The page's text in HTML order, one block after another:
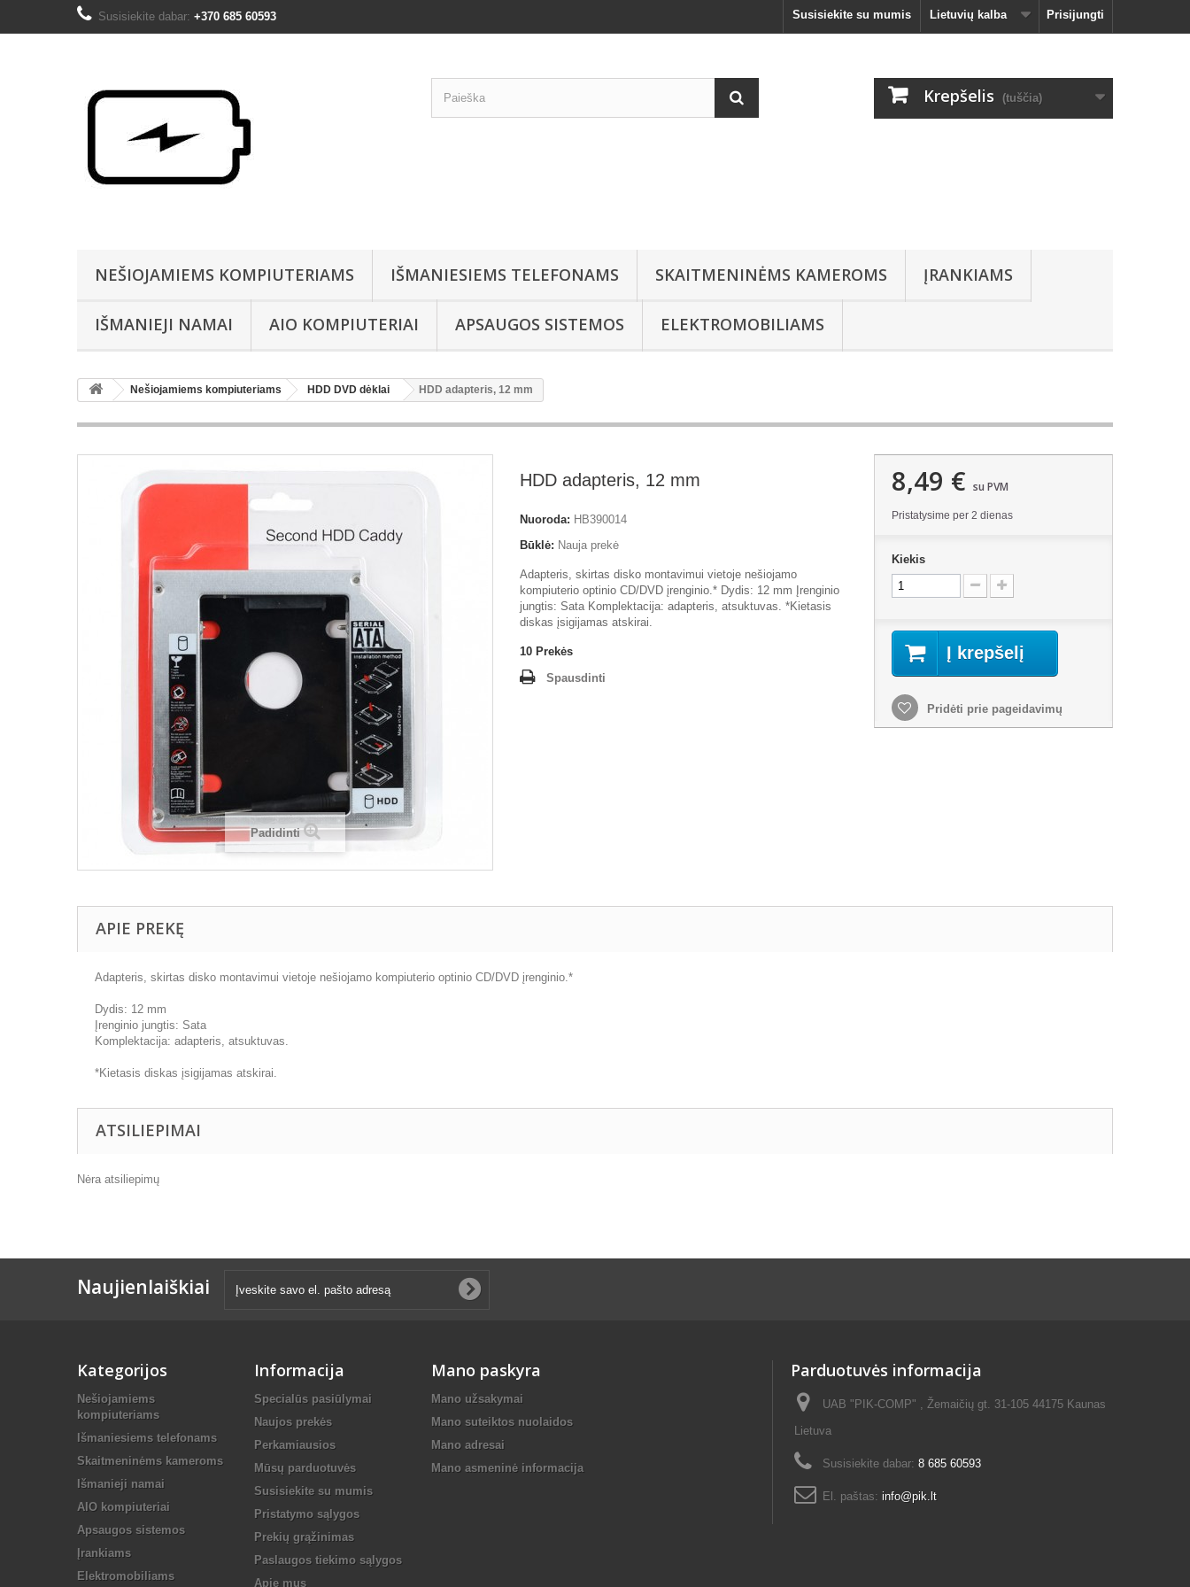
Prisijungti
Lietuvių kalba
Susisiekite su mumis
Susisiekite dabar: +370 685 60593
Krepšelis (tuščia)
NEŠIOJAMIEMS KOMPIUTERIAMS IŠMANIESIEMS TELEFONAMS SKAITMENINĖMS KAMEROMS ĮRANKIAMS
IŠMANIEJI NAMAI AIO KOMPIUTERIAI APSAUGOS SISTEMOS ELEKTROMOBILIAMS
Nešiojamiems kompiuteriams HDD DVD dėklai HDD adapteris, 12 mm
Padidinti
HDD adapteris, 12 mm
Nuoroda: HB390014
Būklė: Nauja prekė
Adapteris, skirtas disko montavimui vietoje nešiojamo
kompiuterio optinio CD/DVD įrenginio.* Dydis: 12 mm Įrenginio
jungtis: Sata Komplektacija: adapteris, atsuktuvas. *Kietasis
diskas įsigijamas atskirai.
10 Prekės
Spausdinti
8,49 € su PVM
Pristatysime per 2 dienas
Kiekis
Į krepšelį
Pridėti prie pageidavimų
APIE PREKĘ
Adapteris, skirtas disko montavimui vietoje nešiojamo kompiuterio optinio CD/DVD įrenginio.*
Dydis: 12 mm
Įrenginio jungtis: Sata
Komplektacija: adapteris, atsuktuvas.
*Kietasis diskas įsigijamas atskirai.
ATSILIEPIMAI
Nėra atsiliepimų
Naujienlaiškiai
Kategorijos
Nešiojamiems
kompiuteriams
Išmaniesiems telefonams
Skaitmeninėms kameroms
Išmanieji namai
AIO kompiuteriai
Apsaugos sistemos
Įrankiams
Elektromobiliams
Informacija
Specialūs pasiūlymai
Naujos prekės
Perkamiausios
Mūsų parduotuvės
Susisiekite su mumis
Pristatymo sąlygos
Prekių grąžinimas
Paslaugos tiekimo sąlygos
Apie mus
Mano paskyra
Mano užsakymai
Mano suteiktos nuolaidos
Mano adresai
Mano asmeninė informacija
Parduotuvės informacija
UAB "PIK-COMP" , Žemaičių gt. 31-105 44175 Kaunas
Lietuva
Susisiekite dabar: 8 685 60593
El. paštas: info@pik.lt